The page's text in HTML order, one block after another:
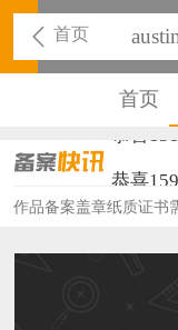
首页
首页
恭喜
恭喜
恭喜
恭喜
作品备案盖章纸质证书